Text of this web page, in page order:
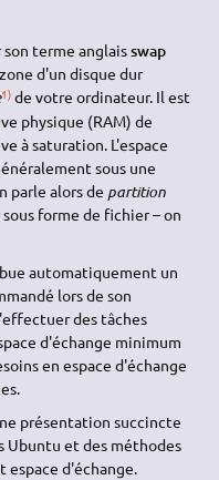
son terme anglaisswap
d'un disque dur
1) de votre ordinateur. Il est
physique (RAM) de
à saturation. L'espace
sous une
parle alors de partition
forme de fichier – on
automatiquement un
lors de son
des tâches
d'échange minimum
en espace d'échange
présentation succincte
Ubuntu et des méthodes
espace d'échange.